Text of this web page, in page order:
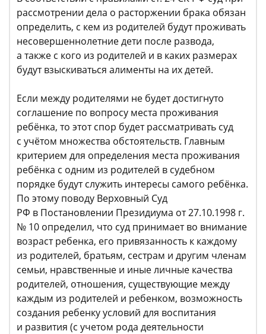
рассмотрении дела о расторжении брака обязан
определить, с кем из родителей будут проживать
несовершеннолетние дети после развода,
а также с кого из родителей и в каких размерах
будут взыскиваться алименты на их детей.
Если между родителями не будет достигнуто
соглашение по вопросу места проживания
ребёнка, то этот спор будет рассматривать суд
с учётом множества обстоятельств. Главным
критерием для определения места проживания
ребёнка с одним из родителей в судебном
порядке будут служить интересы самого ребёнка.
По этому поводу Верховный Суд
РФ в Постановлении Президиума от 27.10.1998 г.
№ 10 определил, что суд принимает во внимание
возраст ребенка, его привязанность к каждому
из родителей, братьям, сестрам и другим членам
семьи, нравственные и иные личные качества
родителей, отношения, существующие между
каждым из родителей и ребенком, возможность
создания ребенку условий для воспитания
и развития (с учетом рода деятельности